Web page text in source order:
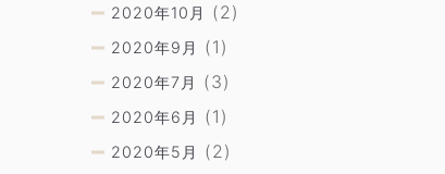
2020年10月 (2)
2020年9月 (1)
2020年7月 (3)
2020年6月 (1)
2020年5月 (2)